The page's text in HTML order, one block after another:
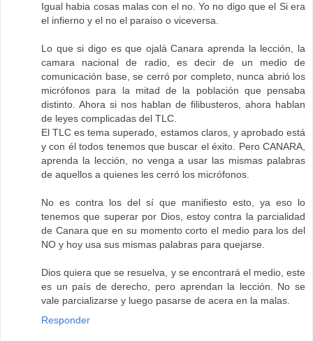
Igual habia cosas malas con el no. Yo no digo que el Si era
el infierno y el no el paraiso o viceversa.
Lo que si digo es que ojalá Canara aprenda la lección, la
camara nacional de radio, es decir de un medio de
comunicación base, se cerró por completo, nunca abrió los
micrófonos para la mitad de la población que pensaba
distinto. Ahora si nos hablan de filibusteros, ahora hablan
de leyes complicadas del TLC.
El TLC es tema superado, estamos claros, y aprobado está
y con él todos tenemos que buscar el éxito. Pero CANARA,
aprenda la lección, no venga a usar las mismas palabras
de aquellos a quienes les cerró los micrófonos.
No es contra los del sí que manifiesto esto, ya eso lo
tenemos que superar por Dios, estoy contra la parcialidad
de Canara que en su momento corto el medio para los del
NO y hoy usa sus mismas palabras para quejarse.
Dios quiera que se resuelva, y se encontrará el medio, este
es un país de derecho, pero aprendan la lección. No se
vale parcializarse y luego pasarse de acera en la malas.
Responder